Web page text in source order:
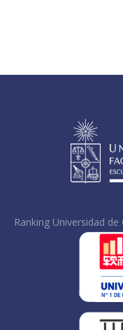
Ranking Universidad de